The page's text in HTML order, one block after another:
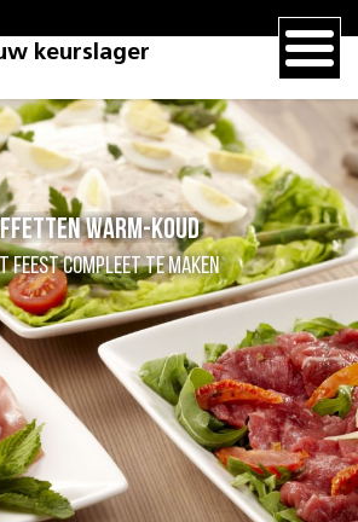
keurslager
warm-koud
feest compleet te maken